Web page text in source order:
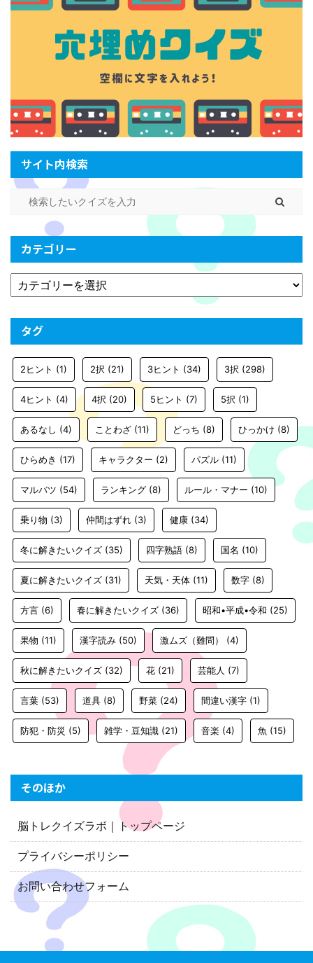
サイト内検索
カテゴリー
タグ
2ヒント (1) 2択 (21) 3ヒント (34) 3択 (298)
4ヒント (4) 4択 (20) 5ヒント (7) 5択 (1)
あるなし (4) ことわざ (11) どっち (8) ひっかけ (8)
ひらめき (17) キャラクター (2) パズル (11)
マルバツ (54) ランキング (8) ルール・マナー (10)
乗り物 (3) 仲間はずれ (3) 健康 (34)
冬に解きたいクイズ (35) 四字熟語 (8) 国名 (10)
夏に解きたいクイズ (31) 天気・天体 (11) 数字 (8)
方言 (6) 春に解きたいクイズ (36) 昭和•平成•令和 (25)
果物 (11) 漢字読み (50) 激ムズ（難問） (4)
秋に解きたいクイズ (32) 花 (21) 芸能人 (7)
言葉 (53) 道具 (8) 野菜 (24) 間違い漢字 (1)
防犯・防災 (5) 雑学・豆知識 (21) 音楽 (4) 魚 (15)
そのほか
脳トレクイズラボ｜トップページ
プライバシーポリシー
お問い合わせフォーム